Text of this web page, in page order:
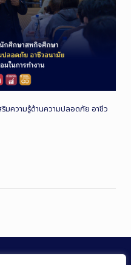
มความรู้ด้านความปลอดภัย อาชีว